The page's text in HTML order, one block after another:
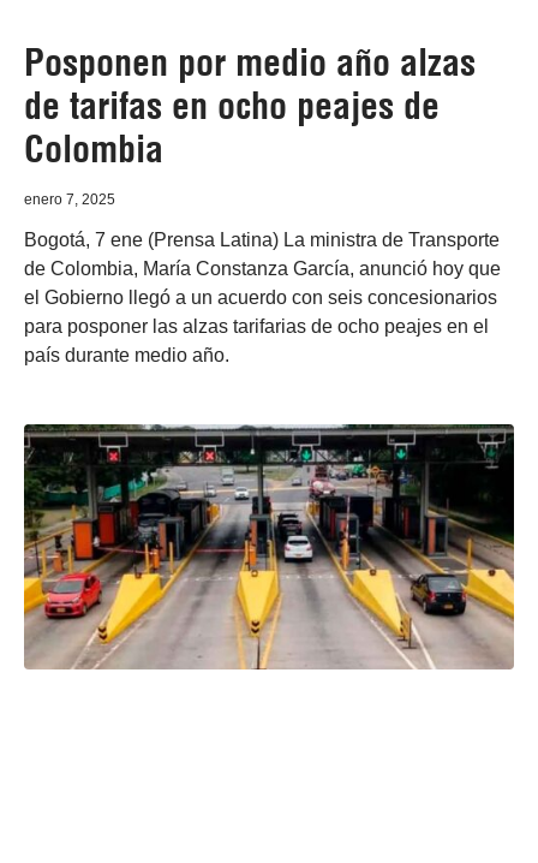
Posponen por medio año alzas
de tarifas en ocho peajes de
Colombia
enero 7, 2025
Bogotá, 7 ene (Prensa Latina) La ministra de Transporte
de Colombia, María Constanza García, anunció hoy que
el Gobierno llegó a un acuerdo con seis concesionarios
para posponer las alzas tarifarias de ocho peajes en el
país durante medio año.